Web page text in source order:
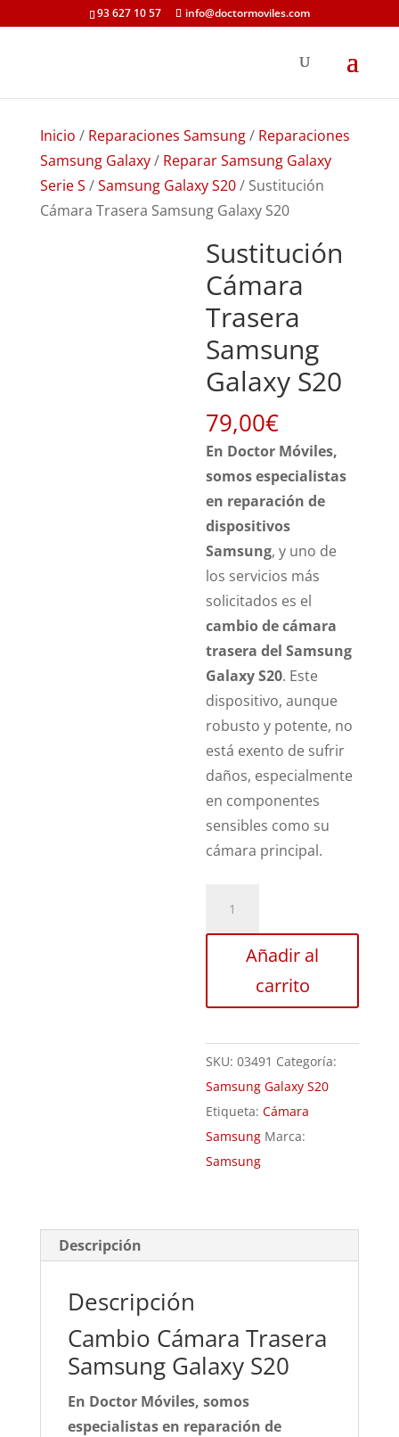
93 627 10 57 info@doctormoviles.com
Inicio / Reparaciones Samsung/ Reparaciones
Samsung Galaxy/ Reparar Samsung Galaxy
Serie S /Samsung Galaxy S20/ Sustitución
Cámara Trasera Samsung Galaxy S20
Sustitución
Cámara
Trasera
Samsung
Galaxy S20
79,00€
En Doctor Móviles,
somos especialistas
en reparación de
dispositivos
Samsung, y uno de
los servicios más
solicitados es el
cambio de cámara
trasera del Samsung
Galaxy S20. Este
dispositivo, aunque
robusto y potente, no
está exento de sufrir
daños, especialmente
en componentes
sensibles como su
cámara principal.
Trasera
cantidad
Añadir al
carrito
SKU:03491 Categoría:
Samsung Galaxy S20
Etiqueta:Cámara
Samsung Marca:
Samsung
Descripción
Descripción
Cambio Cámara Trasera
Samsung Galaxy S20
En Doctor Móviles, somos
especialistas en reparación de